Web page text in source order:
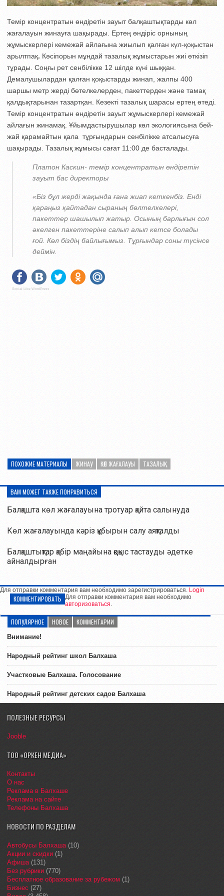
Темір концентратын өндіретін зауыт балқаштықтарды көл
жағалауын жинауға шақырады. Ертең өндіріс орнының
жұмыскерлері кемежай айлағына жиылып қалған күл-қоқыстан
арылтпақ. Кәсіпорын мұндай тазалық жұмыстарын жиі өткізіп
тұрады. Соңғы рет сенбілікке 12 шілде күні шыққан.
Демалушылардан қалған қоқыстарды жинап, жалпы 400
шаршы метр жерді бөтелкелерден, пакеттерден және тамақ
қалдықтарынан тазартқан. Кезекті тазалық шарасы ертең өтеді.
Темір концентратын өндіретін зауыт жұмыскерлері кемежай
айлағын жинамақ. Ұйымдастырушылар көл экологиясына бей-
жай қарамайтын қала тұрғындарын сенбілікке атсалысуға
шақырады. Тазалық жұмысы сағат 11:00 де басталады.
Платон Каскин- темір концентратын өндіретін
зауыт бас директоры
«Біз бұл жерді жақында ғана жиап кеткенбіз. Енді
қараңыз қайтадан сыраның бөлтелкелері,
пакеттер шашылып жатыр. Осының барлығын сол
әкелген пакеттеріне салып алып кетсе болады
ғой. Көл біздің байлығымыз. Тұрғындар соны түсінсе
деймін.
Social Like WordPress
ПОХОЖИЕ МАТЕРИАЛЫ ЖИНАУ КӨЛ ЖАҒАЛАУЫ ТАЗАЛЫҚ
ВАМ МОЖЕТ ТАКЖЕ ПОНРАВИТЬСЯ
Балқашта көл жағалауына тротуар қайта салынуда
Көл жағалауында кәріз құбырын салу аяқталды
Балқаштықтар қабір маңайына қоқыс тастауды әдетке
айналдырған
Для отправки комментария вам необходимо зарегистрироваться. Login
КОММЕНТИРОВАТЬ Для отправки комментария вам необходимо
авторизоваться.
ПОПУЛЯРНОЕ НОВОЕ КОММЕНТАРИИ
Внимание!
Народный рейтинг школ Балхаша
Участковые Балхаша. Голосование
Народный рейтинг детских садов Балхаша
ПОЛЕЗНЫЕ РЕСУРСЫ
Jooble
ТОО «ОРКЕН МЕДИА»
Контакты
О нас
Реклама в Балхаше
Реклама на сайте
Телефоны Балхаша
НОВОСТИ ПО РАЗДЕЛАМ
Автобусы Балхаша(10)
Акции и скидки (1)
Афиша(131)
Без рубрики (770)
Бесплатное образование за рубежом (1)
Бизнес (27)